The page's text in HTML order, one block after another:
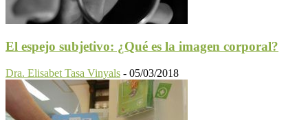
El espejo subjetivo: ¿Qué es la imagen corporal?
Dra. Elisabet Tasa Vinyals - 05/03/2018